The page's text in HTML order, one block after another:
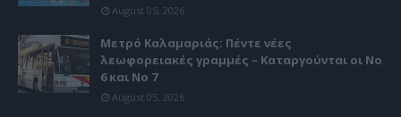
August 05, 2026
Μετρό Καλαμαριάς: Πέντε νέες
λεωφορειακές γραμμές – Καταργούνται οι Νο
6 και Νο 7
August 05, 2026